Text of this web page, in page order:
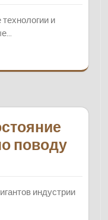
и
поводу
индустрии